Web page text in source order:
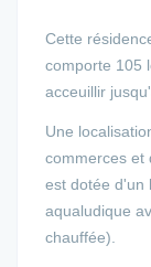
Cette
comporte 105
acceuillir
Une
commerces et
est dotée d'un
aqualudique
chauffée).